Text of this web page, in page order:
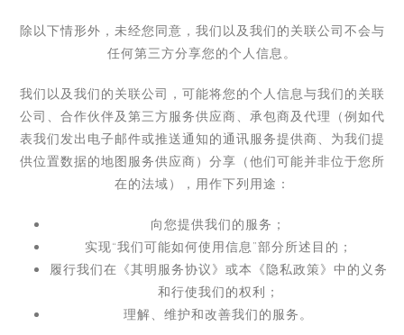
除以下情形外， 未经您同意 ， 我们以及我们的关联公司不会与
任何第三方分享您的个人信息。
我们以及我们的关联公司，可能将您的个人信息与我们的关联
公司、合作伙伴及第三方服务供应商、承包商及代理（例如代
表我们发出电子邮件或推送通知的通讯服务提供商、为我们提
供位置数据的地图服务供应商）分享（他们可能并非位于您所
在的法域），用作下列用途：
向您提供我们的服务；
实现“我们可能如何使用信息”部分所述目的；
履行我们在 《其明服务协议》 或本《隐私政策》中的义务
和行使我们的权利；
理解、维护和改善我们的服务。